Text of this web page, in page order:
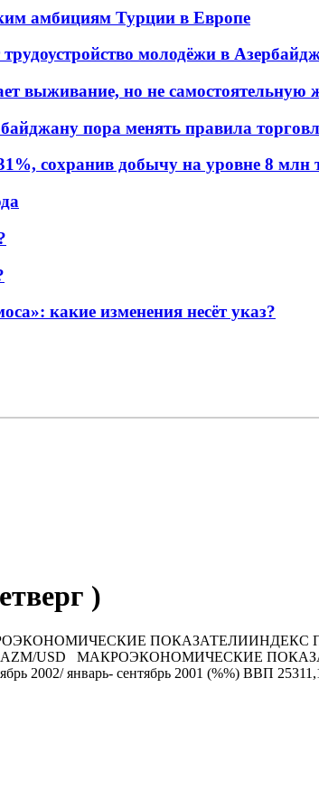
амбициям Турции в Европе
молодёжи в
выживание, но не самостоятельную
пора менять правила
сохранив добычу на уровне 8 млн
какие изменения несёт указ?
)
МАКРОЭКОНОМИЧЕСКИЕ ПОКАЗАТЕЛИ
2002/ январь- сентябрь 2001 (%%) ВВП